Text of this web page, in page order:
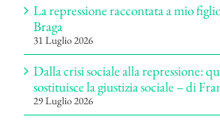
La repressione raccontata a mio
Braga
31 Luglio 2026
Dalla crisi sociale alla repressione:
sostituisce la giustizia sociale – di
29 Luglio 2026